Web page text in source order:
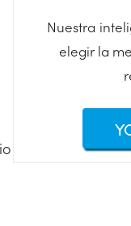
Nuestra
elegir la